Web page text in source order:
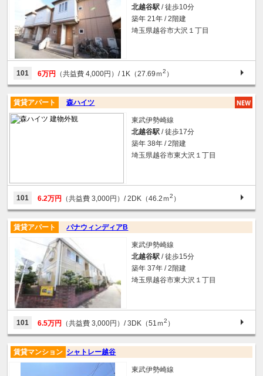
北越谷駅 / 徒歩10分
築年 21年 / 2階建
埼玉県越谷市大沢１丁目
101 6万円 （共益費 4,000円）/ 1K（27.69ｍ2 ）
森ハイツ
賃貸アパート
東武伊勢崎線
北越谷駅 / 徒歩17分
築年 38年 / 2階建
埼玉県越谷市東大沢１丁目
101 6.2万円 （共益費 3,000円）/ 2DK（46.2ｍ2 ）
パナウィンディアB
賃貸アパート
東武伊勢崎線
北越谷駅 / 徒歩15分
築年 37年 / 2階建
埼玉県越谷市東大沢１丁目
101 6.5万円 （共益費 3,000円）/ 3DK（51ｍ2 ）
シャトレー越谷
賃貸マンション
東武伊勢崎線